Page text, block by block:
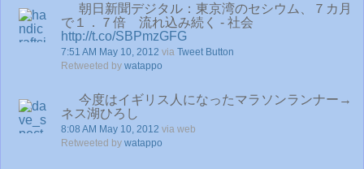
朝日新聞デジタル：東京湾のセシウム、７カ月
で１．７倍 流れ込み続く - 社会
http://t.co/SBPmzGFG
7:51 AM May 10, 2012 via Tweet Button
Retweeted by watappo
今度はイギリス人になったマラソンランナー→
ネス湖ひろし
8:08 AM May 10, 2012 via web
Retweeted by watappo